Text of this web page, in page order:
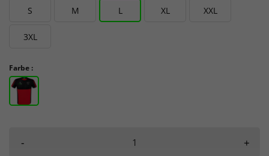
S M L XL XXL
3XL
Farbe :
- +